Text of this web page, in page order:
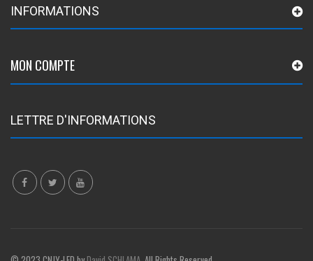
INFORMATIONS
MON COMPTE
LETTRE D'INFORMATIONS